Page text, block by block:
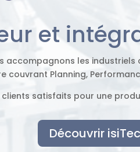
et
accompagnons les
couvrant Planning,
clients satisfaits pour une
Découvrir